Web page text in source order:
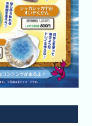
イベント検
索
いきもの道
場予約方法